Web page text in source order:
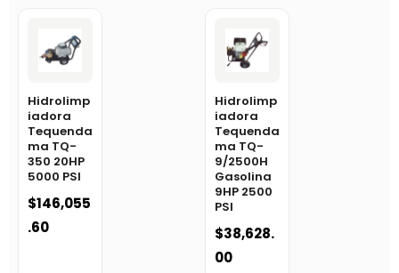
Hidrolimp
iadora
Tequenda
ma TQ-
350 20HP
5000 PSI
$146,055
.60
Hidrolimp
iadora
Tequenda
ma TQ-
9/2500H
Gasolina
9HP 2500
PSI
$38,628.
00